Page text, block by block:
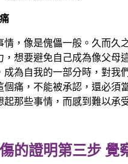
，像是傀儡一般。久而
想要避免自己成為像父
為自我的一部分時，對我
痛，不能被承認，還必
那些事情，而感到難以承
第三步 覺